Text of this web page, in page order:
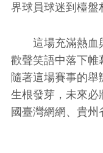
界球員球迷到檯盤
這場充滿熱血與
歡聲笑語中落下帷
隨著這場賽事的
生根發芽，未來必
國臺灣網網、貴州